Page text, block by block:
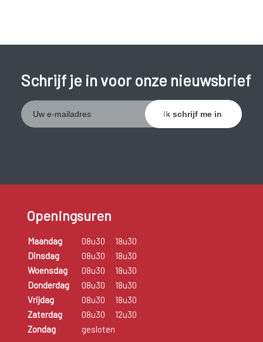
Schrijf je in voor onze nieuwsbrief
Openingsuren
Maandag 08u30
18u30
Dinsdag
08u30
18u30
Woensdag
08u30
18u30
Donderdag
08u30
18u30
Vrijdag
08u30
18u30
Zaterdag
08u30
12u30
Zondag
gesloten